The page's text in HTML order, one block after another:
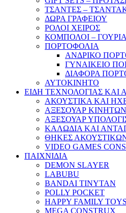
ΤΣΑΝΤΕΣ –
ΔΩΡΑ ΓΡΑΦΕΙΟΥ
ΡΟΛΟΙ ΧΕΙΡΟΣ
ΚΟΜΠΟΛΟΙ – ΓΟΥΡΙΑ
ΠΟΡΤΟΦΟΛΙΑ
ΑΝΔΡΙΚΟ
ΓΥΝΑΙΚΕΙΟ
ΔΙΑΦΟΡΑ
ΑΥΤΟΚΙΝΗΤΟ
ΕΙΔΗ ΤΕΧΝΟΛΟΓΙΑΣ ΚΑΙ
ΑΚΟΥΣΤΙΚΑ ΚΑΙ
ΑΞΕΣΟΥΑΡ ΚΙΝΗΤΩΝ
ΑΞΕΣΟΥΑΡ
ΚΑΛΩΔΙΑ ΚΑΙ
ΘΗΚΕΣ ΑΚΟΥΣΤΙΚΩΝ
VIDEO GAMES
ΠΑΙΧΝΙΔΙΑ
DEMON SLAYER
LABUBU
BANDAI TINYTAN
POLLY POCKET
HAPPY FAMILY TOYS
MEGA CONSTRUX